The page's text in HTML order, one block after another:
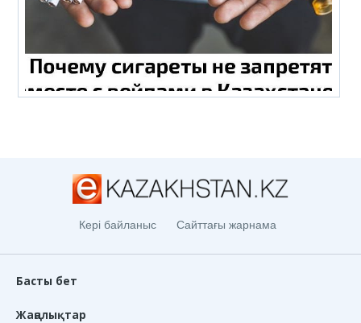
Кері байланыс Сайттағы жарнама
Басты бет
Жаңалықтар